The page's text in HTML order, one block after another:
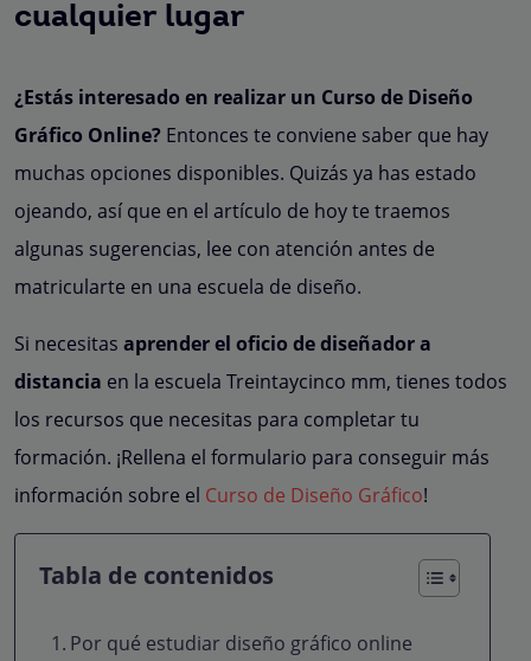
cualquier lugar
¿Estás interesado en realizar un Curso de Diseño
Gráfico Online? Entonces te conviene saber que hay
muchas opciones disponibles. Quizás ya has estado
ojeando, así que en el artículo de hoy te traemos
algunas sugerencias, lee con atención antes de
matricularte en una escuela de diseño.
Si necesitas aprender el oficio de diseñadora
distancia en la escuela Treintaycinco mm, tienes todos
los recursos que necesitas para completar tu
formación. ¡Rellena el formulario para conseguir más
información sobre el Curso de Diseño Gráfico!
Tabla de contenidos
Por qué estudiar diseño gráfico online